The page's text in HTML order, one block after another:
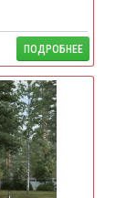
ПОДРОБНЕЕ